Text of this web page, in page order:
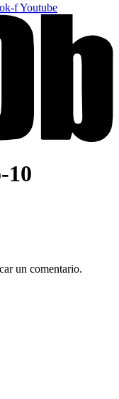
fYoutube
10
un comentario.